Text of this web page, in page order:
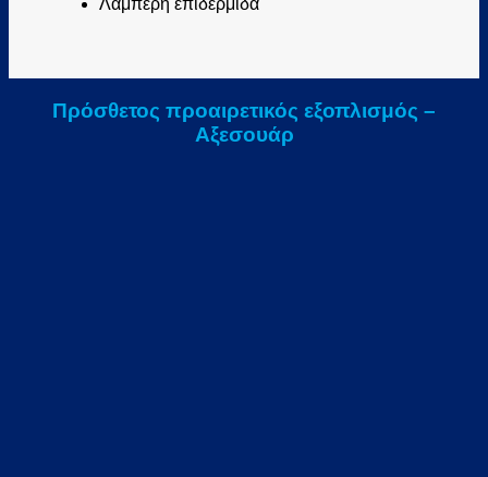
Πρόσθετος προαιρετικός εξοπλισμός –
Αξεσουάρ